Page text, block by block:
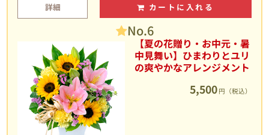
詳細 カートに入れる
No.6
【夏の花贈り・お中元・暑
中見舞い】ひまわりとユリ
の爽やかなアレンジメント
5,500 円（税込）